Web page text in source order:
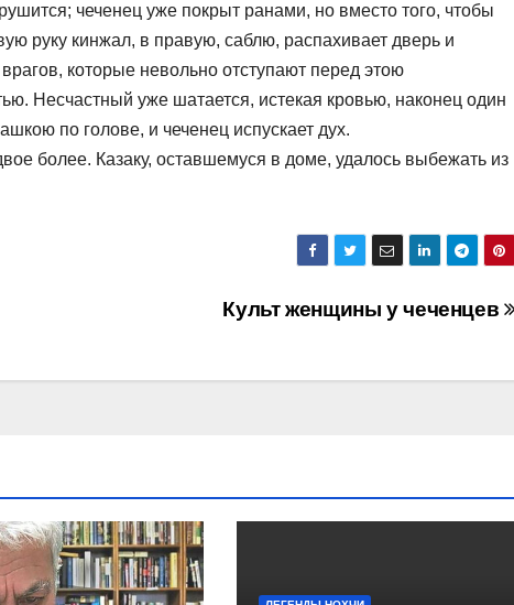
чеченец уже покрыт ранами, но вместо того, чтобы
руку кинжал, в правую, саблю, распахивает дверь и
которые невольно отступают перед этою
Несчастный уже шатается, истекая кровью, наконец один
по голове, и чеченец испускает дух.
более. Казаку, оставшемуся в доме, удалось выбежать из
Культ женщины у чеченцев